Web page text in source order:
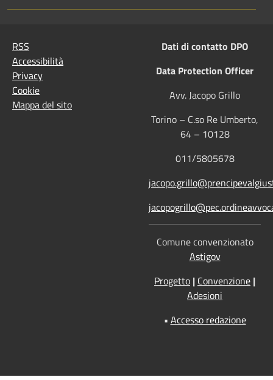
RSS
Accessibilità
Privacy
Cookie
Mappa del sito
Dati di contatto DPO
Data Protection Officer
Avv. Jacopo Grillo
Torino – C.so Re Umberto,
64 – 10128
011/5805678
Comune convenzionato
Astigov
Progetto | Convenzione |
Adesioni
• Accesso redazione